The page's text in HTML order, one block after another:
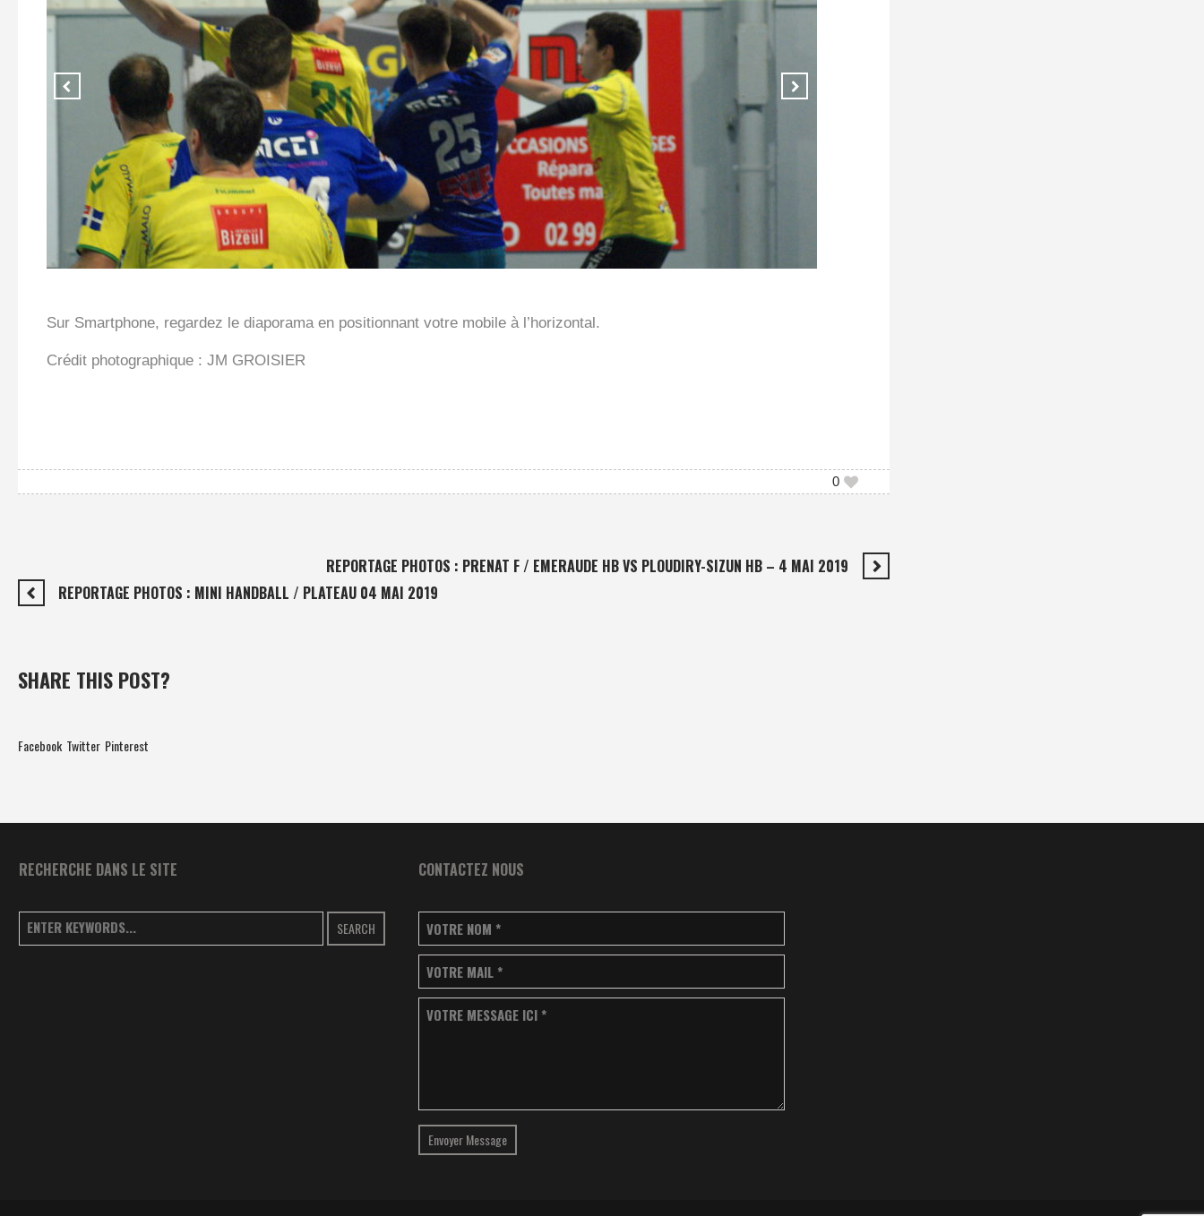
Sur Smartphone, regardez le diaporama en positionnant votre mobile à l’horizontal.
Crédit photographique : JM GROISIER
0
REPORTAGE PHOTOS : PRENAT F / EMERAUDE HB VS PLOUDIRY-SIZUN HB – 4 MAI 2019
REPORTAGE PHOTOS : MINI HANDBALL / PLATEAU 04 MAI 2019
SHARE THIS POST?
Facebook Twitter Pinterest
RECHERCHE DANS LE SITE
SEARCH
CONTACTEZ NOUS
VOTRE NOM *
VOTRE MAIL *
VOTRE MESSAGE ICI *
Envoyer Message